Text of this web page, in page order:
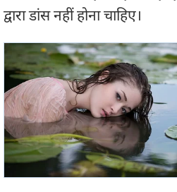
द्वारा डांस नहीं होना चाहिए।